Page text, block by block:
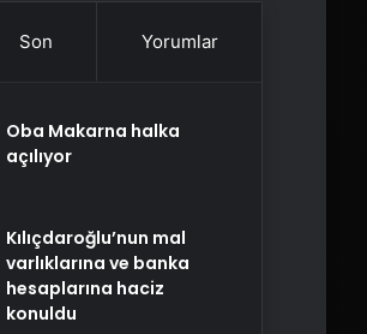
Son Yorumlar
Oba Makarna halka
açılıyor
Kılıçdaroğlu’nun mal
varlıklarına ve banka
hesaplarına haciz
konuldu